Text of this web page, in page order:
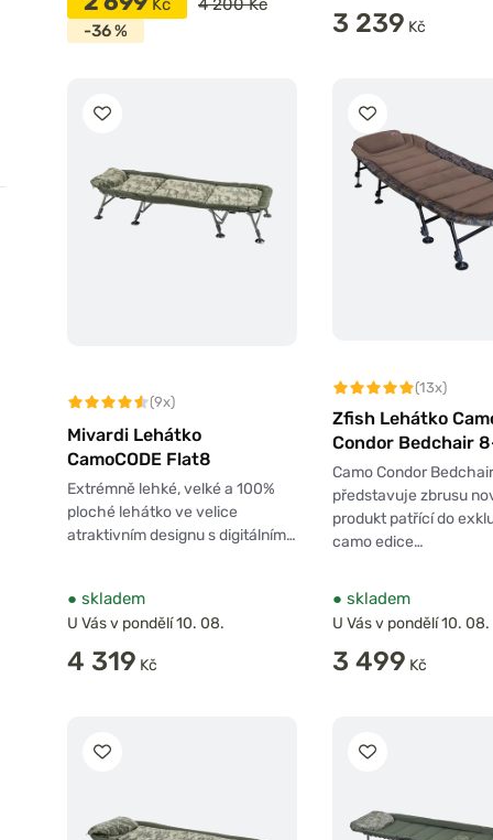
-36 %
3 239 Kč
(9x)
Mivardi Lehátko
CamoCODE Flat8
Extrémně lehké, velké a 100%
ploché lehátko ve velice
atraktivním designu s digitálním…
● skladem
U Vás v pondělí 10. 08.
4 319 Kč
(13x)
Zfish Lehátko
Condor Bedchair
Camo Condor Bedchair
představuje zbrusu
produkt patřící do
camo edice…
● skladem
U Vás v pondělí 10. 08.
3 499 Kč